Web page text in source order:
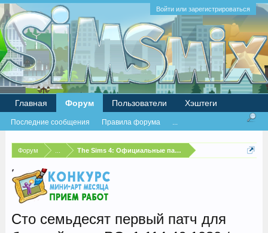
Войти или зарегистрироваться
Форум The Sims 4: Официальные патчи и бесплатные
Сто семьдесят первый патч для
Главная Форум
Последние сообщения Правила форума ...
Пользователи Хэштеги